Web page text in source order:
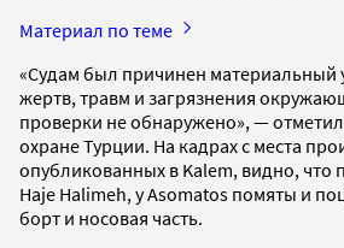
Материал по теме
«Судам был причинен материальный
жертв, травм и загрязнения
проверки не обнаружено», —
охране Турции. На кадрах с места
опубликованных в Kalem, видно, что
Haje Halimeh, у Asomatos помяты и
борт и носовая часть.